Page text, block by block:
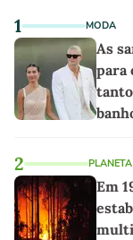
1 MODA
As
para
2 PLANETA
Em